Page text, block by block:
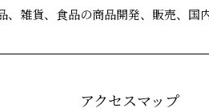
、雑貨、食品の商品開発、販売、国
アクセスマップ